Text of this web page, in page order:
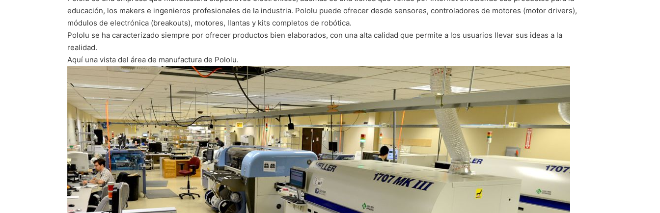
educación, los makers e ingenieros profesionales de la industria. Pololu puede ofrecer desde sensores, controladores de motores (motor drivers),
módulos de electrónica (breakouts), motores, llantas y kits completos de robótica.
Pololu se ha caracterizado siempre por ofrecer productos bien elaborados, con una alta calidad que permite a los usuarios llevar sus ideas a la
realidad.
Aquí una vista del área de manufactura de Pololu.